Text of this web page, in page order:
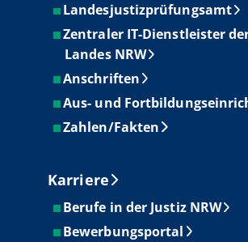
Landesjustizprüfungsamt
Zentraler IT-Dienstleister
Landes NRW
Anschriften
Aus- und
Zahlen/Fakten
Karriere
Berufe in der Justiz NRW
Bewerbungsportal